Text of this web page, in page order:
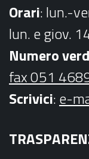
Orari: lun.-
lun. e giov.
Numero
fax 051
Scrivici:e-